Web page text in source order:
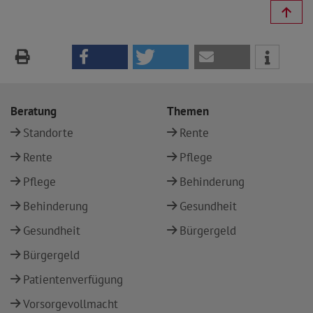
Beratung
Standorte
Rente
Pflege
Behinderung
Gesundheit
Bürgergeld
Patientenverfügung
Vorsorgevollmacht
Themen
Rente
Pflege
Behinderung
Gesundheit
Bürgergeld